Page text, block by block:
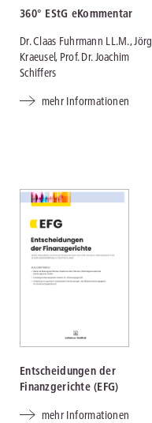
360° EStG eKommentar
Dr. Claas Fuhrmann LL.M., Jörg
Kraeusel, Prof. Dr. Joachim
Schiffers
mehr Informationen
Entscheidungen der
Finanzgerichte (EFG)
mehr Informationen